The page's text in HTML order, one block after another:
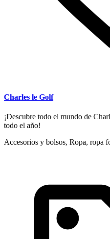
Charles le Golf
¡Descubre todo el mundo de
todo el año!
Accesorios y bolsos, Ropa, ropa